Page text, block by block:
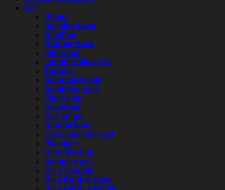
Gel
Primer
building base
Blushes
Rubber Base
Fibercoat
Liquid Builder Gel
Topgels
Standaard gels
Sculpting gels
Fiber gels
Powergel
Nail art gel
Natural look
One coat/color gel
Plastigel
Natural white
Samples gel
Diva Topgels
Diva Rubber base